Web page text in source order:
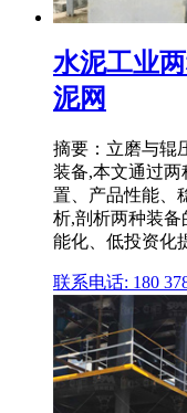
水泥工业
泥网
摘要：立磨与辊
装备,本文通过
置、产品性能、
析,剖析两种装
能化、低投资化
联系电话: 180